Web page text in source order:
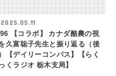
2025.05.11
【コラボ】 カナダ酪農の視
久富聡子先生と振り返る（後
【デイリーコンパス】【らく
くラジオ 栃木支局】